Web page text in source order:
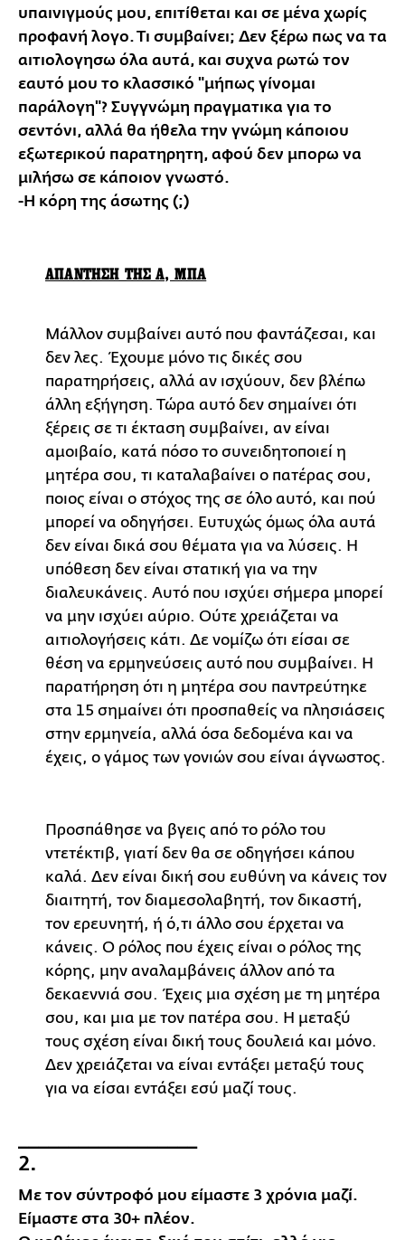
υπαινιγμούς μου, επιτίθεται και σε μένα χωρίς
προφανή λογο. Τι συμβαίνει; Δεν ξέρω πως να τα
αιτιολογησω όλα αυτά, και συχνα ρωτώ τον
εαυτό μου το κλασσικό "μήπως γίνομαι
παράλογη"? Συγγνώμη πραγματικα για το
σεντόνι, αλλά θα ήθελα την γνώμη κάποιου
εξωτερικού παρατηρητη, αφού δεν μπορω να
μιλήσω σε κάποιον γνωστό.
-Η κόρη της άσωτης (;)
ΑΠΑΝΤΗΣΗ ΤΗΣ Α, ΜΠΑ
Μάλλον συμβαίνει αυτό που φαντάζεσαι, και
δεν λες. Έχουμε μόνο τις δικές σου
παρατηρήσεις, αλλά αν ισχύουν, δεν βλέπω
άλλη εξήγηση. Τώρα αυτό δεν σημαίνει ότι
ξέρεις σε τι έκταση συμβαίνει, αν είναι
αμοιβαίο, κατά πόσο το συνειδητοποιεί η
μητέρα σου, τι καταλαβαίνει ο πατέρας σου,
ποιος είναι ο στόχος της σε όλο αυτό, και πού
μπορεί να οδηγήσει. Ευτυχώς όμως όλα αυτά
δεν είναι δικά σου θέματα για να λύσεις. Η
υπόθεση δεν είναι στατική για να την
διαλευκάνεις. Αυτό που ισχύει σήμερα μπορεί
να μην ισχύει αύριο. Ούτε χρειάζεται να
αιτιολογήσεις κάτι. Δε νομίζω ότι είσαι σε
θέση να ερμηνεύσεις αυτό που συμβαίνει. Η
παρατήρηση ότι η μητέρα σου παντρεύτηκε
στα 15 σημαίνει ότι προσπαθείς να πλησιάσεις
στην ερμηνεία, αλλά όσα δεδομένα και να
έχεις, ο γάμος των γονιών σου είναι άγνωστος.
Προσπάθησε να βγεις από το ρόλο του
ντετέκτιβ, γιατί δεν θα σε οδηγήσει κάπου
καλά. Δεν είναι δική σου ευθύνη να κάνεις τον
διαιτητή, τον διαμεσολαβητή, τον δικαστή,
τον ερευνητή, ή ό,τι άλλο σου έρχεται να
κάνεις. Ο ρόλος που έχεις είναι ο ρόλος της
κόρης, μην αναλαμβάνεις άλλον από τα
δεκαεννιά σου. Έχεις μια σχέση με τη μητέρα
σου, και μια με τον πατέρα σου. Η μεταξύ
τους σχέση είναι δική τους δουλειά και μόνο.
Δεν χρειάζεται να είναι εντάξει μεταξύ τους
για να είσαι εντάξει εσύ μαζί τους.
2.
Με τον σύντροφό μου είμαστε 3 χρόνια μαζί.
Είμαστε στα 30+ πλέον.